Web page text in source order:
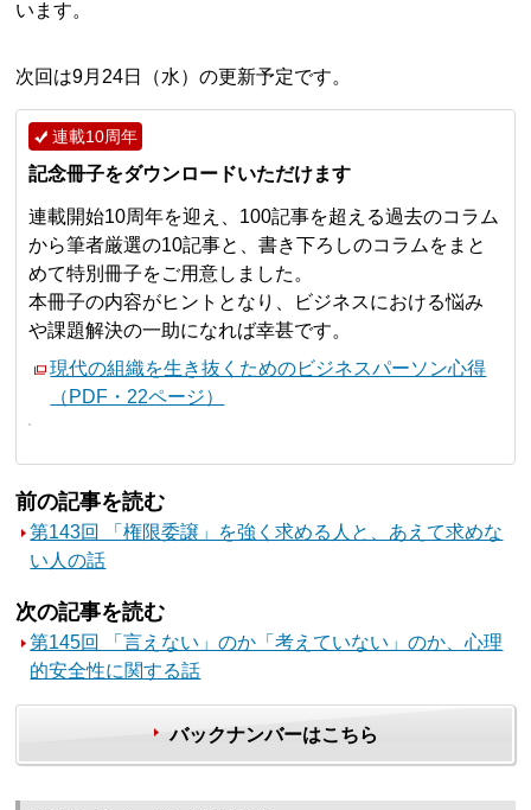
います。
次回は9月24日（水）の更新予定です。
連載10周年
記念冊子をダウンロードいただけます
連載開始10周年を迎え、100記事を超える過去のコラム
から筆者厳選の10記事と、書き下ろしのコラムをまと
めて特別冊子をご用意しました。
本冊子の内容がヒントとなり、ビジネスにおける悩み
や課題解決の一助になれば幸甚です。
現代の組織を生き抜くためのビジネスパーソン心得
（PDF・22ページ）
前の記事を読む
第143回 「権限委譲」を強く求める人と、あえて求めな
い人の話
次の記事を読む
第145回 「言えない」のか「考えていない」のか、心理
的安全性に関する話
バックナンバーはこちら